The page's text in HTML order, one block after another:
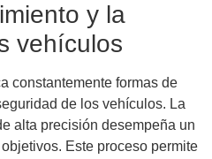
y la
vehículos
constantemente formas de
de los vehículos. La
alta precisión desempeña un
Este proceso permite